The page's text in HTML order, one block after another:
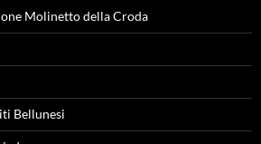
Molinetto della Croda
Bellunesi